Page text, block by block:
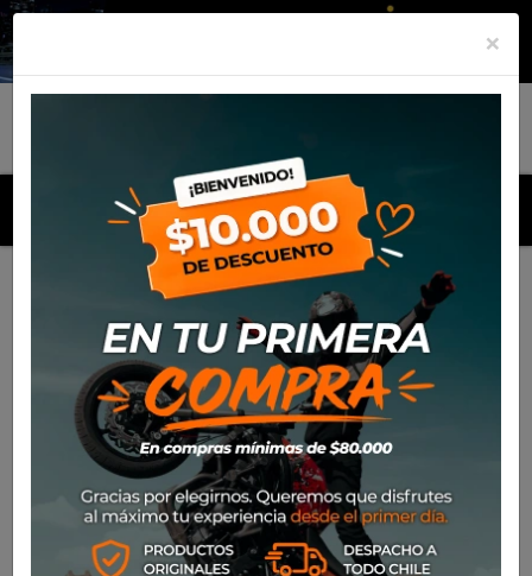
MENU
Productos Equipamiento
Chaqueta Spidi Dp
Progressive Leath
×